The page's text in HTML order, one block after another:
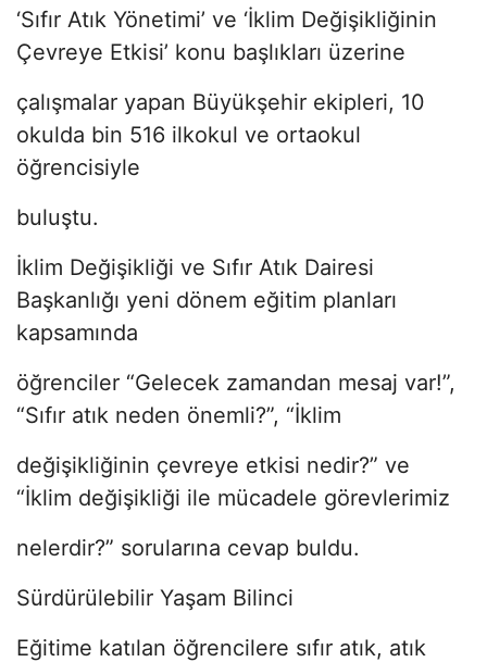
‘Sıfır Atık Yönetimi’ ve ‘İklim Değişikliğinin
Çevreye Etkisi’ konu başlıkları üzerine
çalışmalar yapan Büyükşehir ekipleri, 10
okulda bin 516 ilkokul ve ortaokul
öğrencisiyle
buluştu.
İklim Değişikliği ve Sıfır Atık Dairesi
Başkanlığı yeni dönem eğitim planları
kapsamında
öğrenciler “Gelecek zamandan mesaj var!”,
“Sıfır atık neden önemli?”, “İklim
değişikliğinin çevreye etkisi nedir?” ve
“İklim değişikliği ile mücadele görevlerimiz
nelerdir?” sorularına cevap buldu.
Sürdürülebilir Yaşam Bilinci
Eğitime katılan öğrencilere sıfır atık, atık